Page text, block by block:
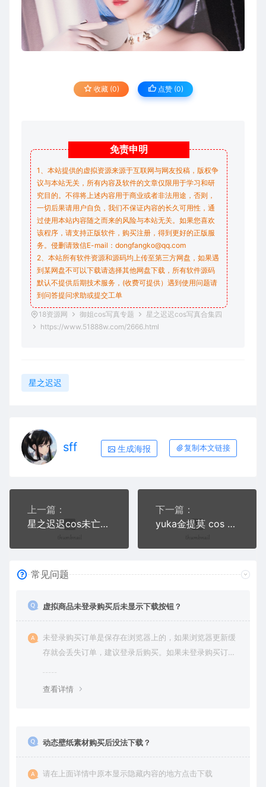
收藏 (0) 点赞 (0)
免责申明
1、本站提供的虚拟资源来源于互联网与网友投稿，版权争
议与本站无关，所有内容及软件的文章仅限用于学习和研
究目的。不得将上述内容用于商业或者非法用途，否则，
一切后果请用户自负，我们不保证内容的长久可用性，通
过使用本站内容随之而来的风险与本站无关。如果您喜欢
该程序，请支持正版软件，购买注册，得到更好的正版服
务。侵删请致信E-mail：dongfangko@qq.com
2、本站所有软件资源和源码均上传至第三方网盘，如果遇
到某网盘不可以下载请选择其他网盘下载，所有软件源码
默认不提供后期技术服务，(收费可提供）遇到使用问题请
到问答提问求助或提交工单
18资源网 御姐cos写真专题
星之迟迟cos写真合集四
https://www.51888w.com/2666.html
星之迟迟
sff 生成海报 复制本文链接
上一篇：
星之迟迟cos未亡人太太+初音未来 猫斯快跑写真+视频
下一篇：
yuka金提莫 cos 黑色网眼少女＋在秘密课堂写真合集
常见问题
虚拟商品未登录购买后未显示下载按钮？
未登录购买订单是保存在浏览器上的，如果浏览器更新缓
存就会丢失订单，建议登录后购买。如果未登录购买订单
查看详情
动态壁纸素材购买后没法下载？
请在上面详情中原本显示隐藏内容的地方点击下载